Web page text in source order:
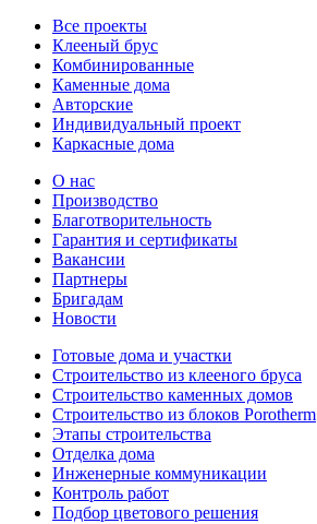
Все проекты
Клееный брус
Комбинированные
Каменные дома
Авторские
Индивидуальный проект
Каркасные дома
О нас
Производство
Благотворительность
Гарантия и сертификаты
Вакансии
Партнеры
Бригадам
Новости
Готовые дома и участки
Строительство из клееного бруса
Строительство каменных домов
Строительство из блоков Porotherm
Этапы строительства
Отделка дома
Инженерные коммуникации
Контроль работ
Подбор цветового решения